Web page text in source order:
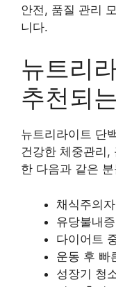
안전, 품질 관리
니다.
뉴트리
추천되
뉴트리라이트 단
건강한 체중관리,
한 다음과 같은
채식주의
유당불내
다이어트
운동 후 빠
성장기 청